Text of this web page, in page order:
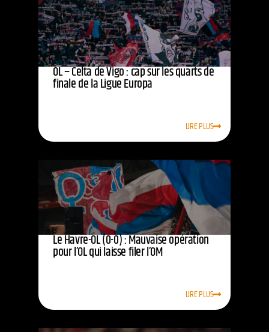
OL – Celta de Vigo : cap sur les quarts de
finale de la Ligue Europa
LIRE PLUS
Le Havre-OL (0-0) : Mauvaise opération
pour l’OL qui laisse filer l’OM
LIRE PLUS